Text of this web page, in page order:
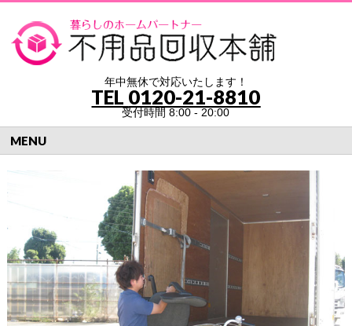
年中無休で対応いたします！
TEL 0120-21-8810
受付時間 8:00 - 20:00
MENU